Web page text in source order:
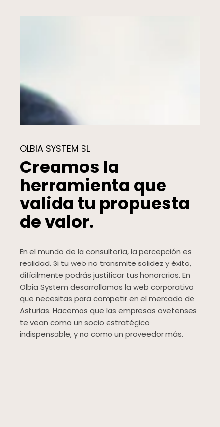
OLBIA SYSTEM SL
Creamos la
herramienta que
valida tu propuesta
de valor.
En el mundo de la consultoría, la percepción es
realidad. Si tu web no transmite solidez y éxito,
difícilmente podrás justificar tus honorarios. En
Olbia System desarrollamos la web corporativa
que necesitas para competir en el mercado de
Asturias. Hacemos que las empresas ovetenses
te vean como un socio estratégico
indispensable, y no como un proveedor más.